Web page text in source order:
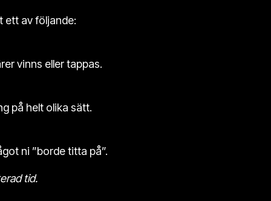
ett av följande:
vinns eller tappas.
på helt olika sätt.
ni ”borde titta på”.
tid.